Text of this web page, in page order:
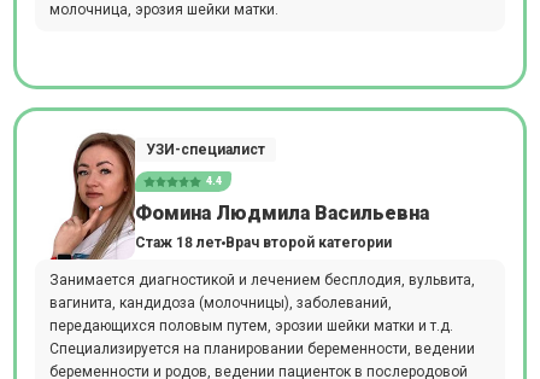
молочница, эрозия шейки матки.
УЗИ-специалист
4.4
Фомина Людмила Васильевна
Стаж 18 лет Врач второй категории
Занимается диагностикой и лечением бесплодия, вульвита,
вагинита, кандидоза (молочницы), заболеваний,
передающихся половым путем, эрозии шейки матки и т.д.
Специализируется на планировании беременности, ведении
беременности и родов, ведении пациенток в послеродовой